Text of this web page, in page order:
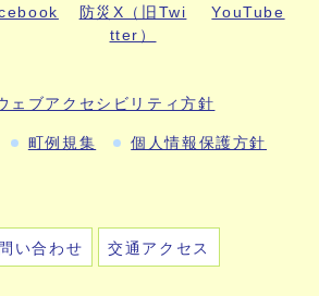
防災X（旧Twi
tter）
YouTube
ェブアクセシビリティ方針
町例規集 個人情報保護方針
い合わせ 交通アクセス